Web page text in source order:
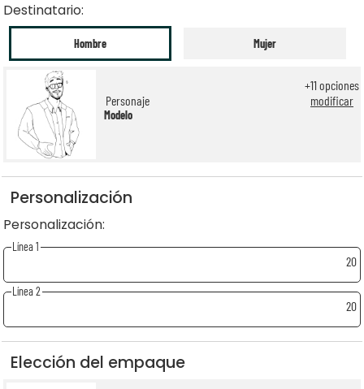
Destinatario:
Hombre Mujer
Personaje
Modelo
+11opciones
modificar
Personalización
Personalización:
Línea 1
20
Línea 2
20
Elección del empaque